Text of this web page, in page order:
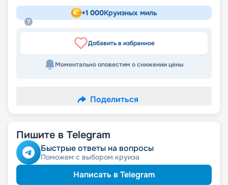
+1 000Круизных миль
Добавить в избранное
Моментально оповестим о снижении цены
Поделиться
Пишите в Telegram
Быстрые ответы на вопросы
Поможем с выбором круиза
Написать в Telegram